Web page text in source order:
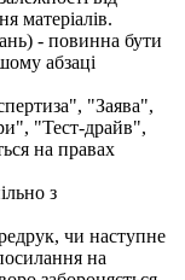
матеріалів.
- повинна бути
абзаці
"Заява",
"Тест-драйв",
на правах
з
чи наступне
на